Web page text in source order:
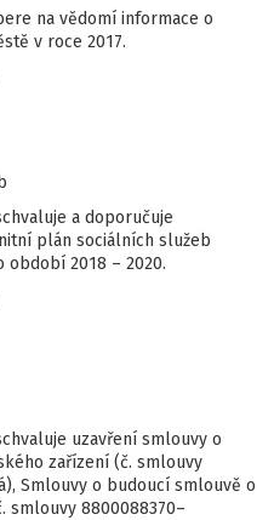
na vědomí informace o
v roce 2017.
a doporučuje
plán sociálních služeb
období 2018 – 2020.
uzavření smlouvy o
zařízení (č. smlouvy
Smlouvy o budoucí smlouvě o
smlouvy 8800088370–